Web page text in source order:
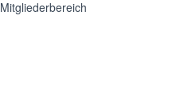
Mitgliederbereich